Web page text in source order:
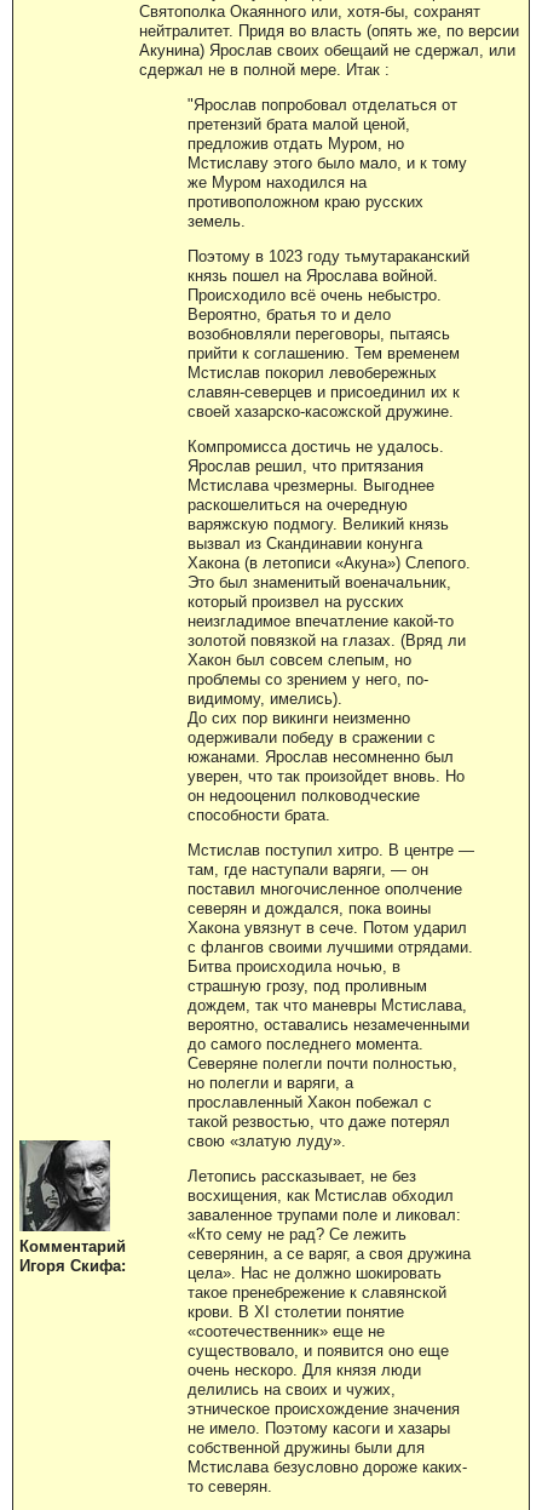
Комментарий
Игоря Скифа:
Святополка Окаянного или, хотя-бы, сохранят
нейтралитет. Придя во власть (опять же, по версии
Акунина) Ярослав своих обещаий не сдержал, или
сдержал не в полной мере. Итак :
"Ярослав попробовал отделаться от
претензий брата малой ценой,
предложив отдать Муром, но
Мстиславу этого было мало, и к тому
же Муром находился на
противоположном краю русских
земель.
Поэтому в 1023 году тьмутараканский
князь пошел на Ярослава войной.
Происходило всё очень небыстро.
Вероятно, братья то и дело
возобновляли переговоры, пытаясь
прийти к соглашению. Тем временем
Мстислав покорил левобережных
славян-северцев и присоединил их к
своей хазарско-касожской дружине.
Компромисса достичь не удалось.
Ярослав решил, что притязания
Мстислава чрезмерны. Выгоднее
раскошелиться на очередную
варяжскую подмогу. Великий князь
вызвал из Скандинавии конунга
Хакона (в летописи «Акуна») Слепого.
Это был знаменитый военачальник,
который произвел на русских
неизгладимое впечатление какой-то
золотой повязкой на глазах. (Вряд ли
Хакон был совсем слепым, но
проблемы со зрением у него, по-
видимому, имелись).
До сих пор викинги неизменно
одерживали победу в сражении с
южанами. Ярослав несомненно был
уверен, что так произойдет вновь. Но
он недооценил полководческие
способности брата.
Мстислав поступил хитро. В центре —
там, где наступали варяги, — он
поставил многочисленное ополчение
северян и дождался, пока воины
Хакона увязнут в сече. Потом ударил
с флангов своими лучшими отрядами.
Битва происходила ночью, в
страшную грозу, под проливным
дождем, так что маневры Мстислава,
вероятно, оставались незамеченными
до самого последнего момента.
Северяне полегли почти полностью,
но полегли и варяги, а
прославленный Хакон побежал с
такой резвостью, что даже потерял
свою «златую луду».
Летопись рассказывает, не без
восхищения, как Мстислав обходил
заваленное трупами поле и ликовал:
«Кто сему не рад? Се лежить
северянин, а се варяг, а своя дружина
цела». Нас не должно шокировать
такое пренебрежение к славянской
крови. В XI столетии понятие
«соотечественник» еще не
существовало, и появится оно еще
очень нескоро. Для князя люди
делились на своих и чужих,
этническое происхождение значения
не имело. Поэтому касоги и хазары
собственной дружины были для
Мстислава безусловно дороже каких-
то северян.